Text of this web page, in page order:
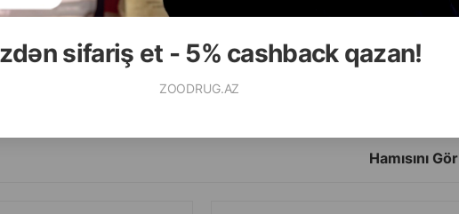
sifariş et - 5% cashback qazan!
ZOODRUG.AZ
ədəd
19.80
ALMAQ
Hamısını Gör